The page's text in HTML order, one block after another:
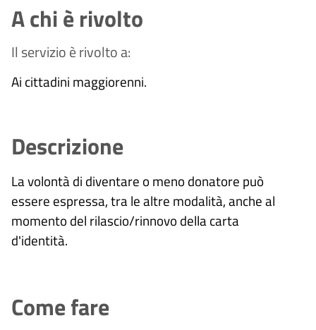
A chi è rivolto
Il servizio è rivolto a:
Ai cittadini maggiorenni.
Descrizione
La volontà di diventare o meno donatore può
essere espressa, tra le altre modalità, anche al
momento del rilascio/rinnovo della carta
d'identità.
Come fare